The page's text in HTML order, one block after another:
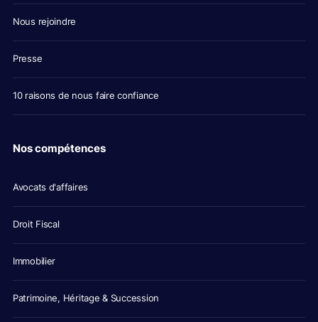
Nous rejoindre
Presse
10 raisons de nous faire confiance
Nos compétences
Avocats d'affaires
Droit Fiscal
Immobilier
Patrimoine, Héritage & Succession